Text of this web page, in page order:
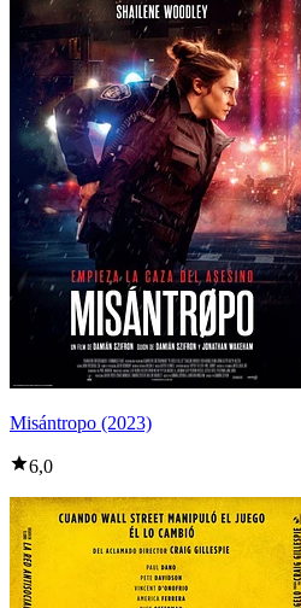
Misántropo (2023)
6,0